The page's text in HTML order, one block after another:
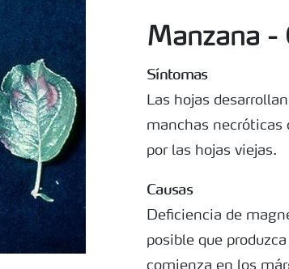
Manzana -
Síntomas
Las hojas
manchas necróticas
por las hojas viejas.
Causas
Deficiencia de
posible que
comienza en los